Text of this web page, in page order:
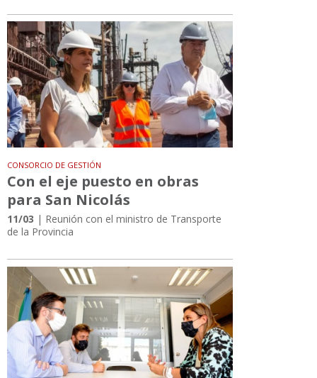
CONSORCIO DE GESTIÓN
Con el eje puesto en obras
para San Nicolás
11/03 | Reunión con el ministro de Transporte
de la Provincia